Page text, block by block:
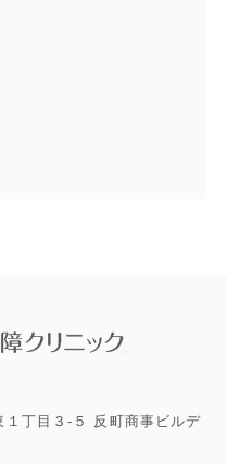
１丁目３-５ 反町商事ビルデ